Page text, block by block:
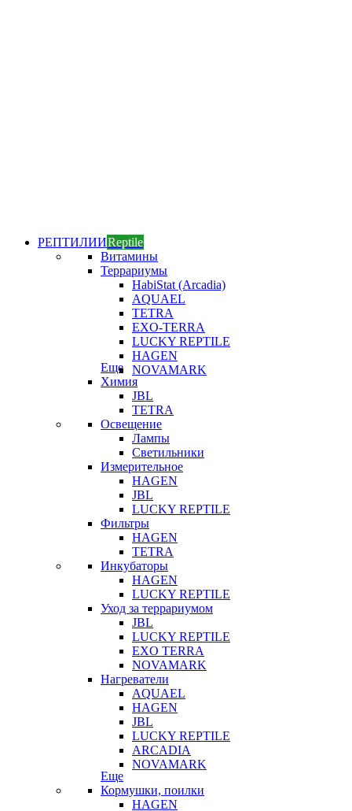
РЕПТИЛИИReptile
Витамины
Террариумы
HabiStat (Arcadia)
AQUAEL
TETRA
EXO-TERRA
LUCKY REPTILE
HAGEN
NOVAMARK
Еще
Химия
JBL
TETRA
Освещение
Лампы
Светильники
Измерительное
HAGEN
JBL
LUCKY REPTILE
Фильтры
HAGEN
TETRA
Инкубаторы
HAGEN
LUCKY REPTILE
Уход за террариумом
JBL
LUCKY REPTILE
EXO TERRA
NOVAMARK
Нагреватели
AQUAEL
HAGEN
JBL
LUCKY REPTILE
ARCADIA
NOVAMARK
Еще
Кормушки, поилки
HAGEN